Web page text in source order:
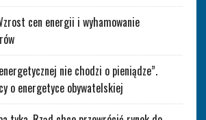
cen energii i wyhamowanie
nie chodzi o pieniądze”.
o energetyce obywatelskiej